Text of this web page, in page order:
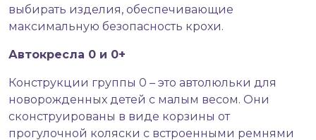
выбирать изделия, обеспечивающие
максимальную безопасность крохи.
Автокресла 0 и 0+
Конструкции группы 0 – это автолюльки для
новорожденных детей с малым весом. Они
сконструированы в виде корзины от
прогулочной коляски с встроенными ремнями